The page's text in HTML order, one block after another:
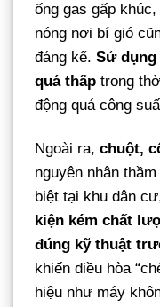
ống gas gấp
nóng nơi bí gió
đáng kể. Sử
quá thấp trong
động quá công
Ngoài ra, chuột,
nguyên nhân
biệt tại khu dân
kiện kém chất
đúng kỹ thuật
khiến điều hòa
hiệu như máy